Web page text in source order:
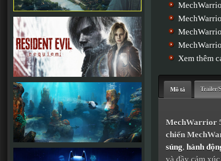
Xem thêm
Mô tả Trailer/
MechWarrior
chiến
súng, hành